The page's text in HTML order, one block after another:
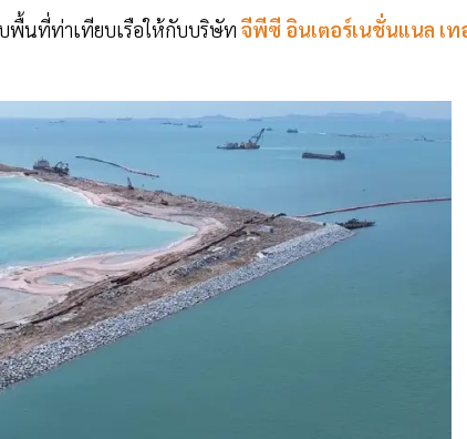
พื้นที่ท่าเทียบเรือให้กับบริษัท จีพีซี อินเตอร์เนชั่นแนล เท